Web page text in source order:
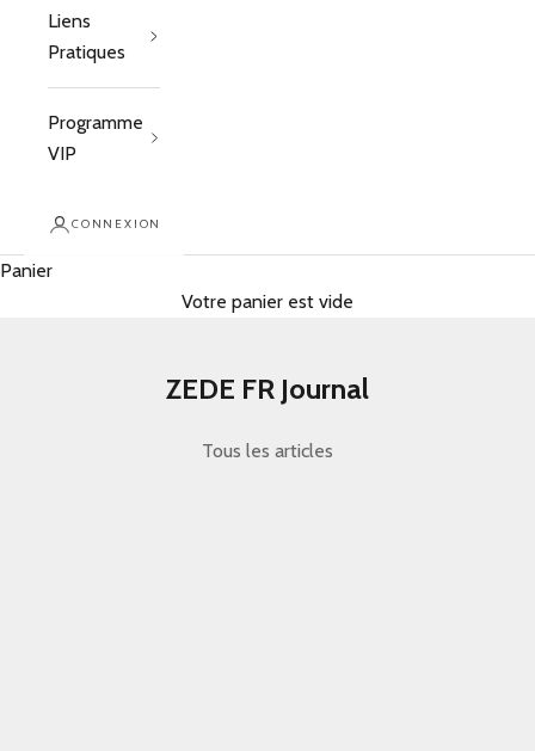
Liens
Pratiques
Programme
VIP
CONNEXION
Panier
Votre panier est vide
ZEDE FR Journal
Tous les articles